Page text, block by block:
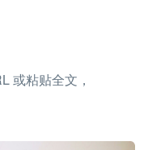
或粘贴全文，